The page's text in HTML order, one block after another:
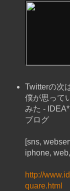
Twitterの次
僕が思って
みた -
ブログ
[sns,
iphone,
http://
quare.html